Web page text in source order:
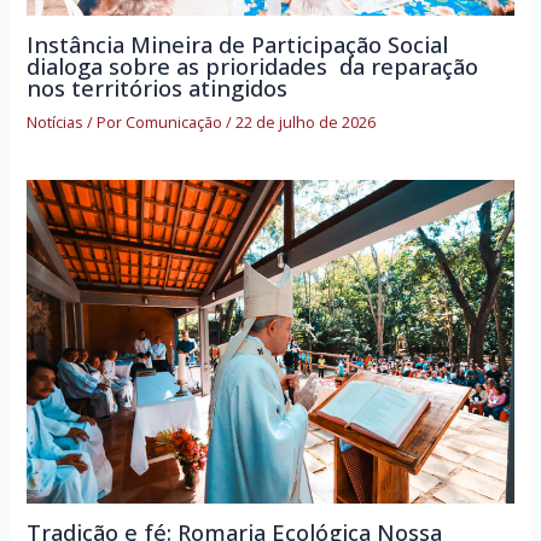
Instância Mineira de Participação Social
dialoga sobre as prioridades da reparação
nos territórios atingidos
Notícias / PorComunicação/22 de julho de 2026
Tradição e fé: Romaria Ecológica Nossa